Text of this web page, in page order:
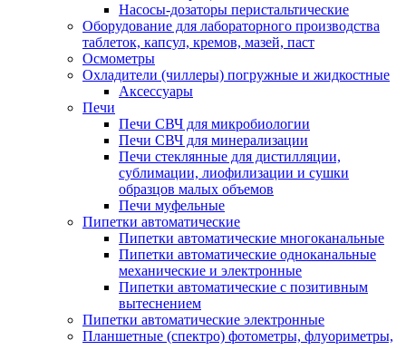
Насосы-дозаторы перистальтические
Оборудование для лабораторного производства
таблеток, капсул, кремов, мазей, паст
Осмометры
Охладители (чиллеры) погружные и жидкостные
Аксессуары
Печи
Печи СВЧ для микробиологии
Печи СВЧ для минерализации
Печи стеклянные для дистилляции,
сублимации, лиофилизации и сушки
образцов малых объемов
Печи муфельные
Пипетки автоматические
Пипетки автоматические многоканальные
Пипетки автоматические одноканальные
механические и электронные
Пипетки автоматические с позитивным
вытеснением
Пипетки автоматические электронные
Планшетные (спектро) фотометры, флуориметры,